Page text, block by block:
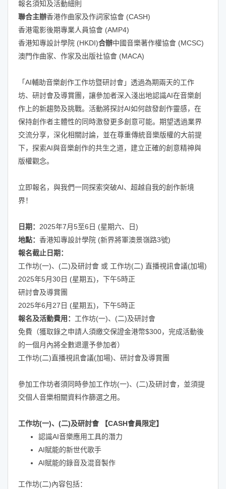
報名須知及活動細則
聯合主辦香港作曲家及作詞家協會 (CASH)
香港電影後期專業人員協會 (AMP4)
香港知專設計學院 (HKDI)合辦中國音樂著作權協會 (MCSC)
澳門作曲家、作家及出版社協會 (MACA)
「AI輔助音樂創作工作坊暨研討會」透過為期兩天的工作
坊、研討會及導賞團，讓參加者深入淺出地認識AI在音樂創
作上的新趨勢及挑戰。活動將探討AI如何啟發創作靈感，在
保持創作者主體性的同時激發更多創意可能。期望透過業界
交流分享，深化相關討論，並在尊重傳統音樂版權的大前提
下，探索AI與音樂創作的共生之道，建立正確的創意精神與
版權觀念。
立即報名，與我們一同探索突破AI、超越自我的創作新境
界！
日期： 2025年7月5至6日 (星期六、日)
地點： 香港知專設計學院 (新界將軍澳景嶺路3號)
報名截止日期：
工作坊(一)、(二)及研討會 或 工作坊(二) 直播視訊會議(加場)
2025年5月30日 (星期五)，下午5時正
研討會及導賞團
2025年6月27日 (星期五)，下午5時正
報名及活動費用： 工作坊(一)、(二)及研討會
免費（獲取錄之申請人須繳交保證金港幣$300，完成活動後
的一個月內將全數退還予參加者）
工作坊(二)直播視訊會議(加場)、研討會及導賞團
參加工作坊者須同時參加工作坊(一)、(二)及研討會，並須提
交個人音樂相關資料作篩選之用。
工作坊(一)、(二)及研討會 【CASH會員限定】
認識AI音樂應用工具的潛力
AI賦能的新世代歌手
AI賦能的錄音及混音製作
工作坊(二)內容包括：